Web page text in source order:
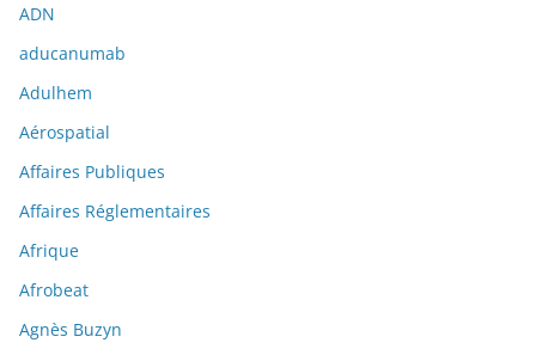
ADN
aducanumab
Adulhem
Aérospatial
Affaires Publiques
Affaires Réglementaires
Afrique
Afrobeat
Agnès Buzyn